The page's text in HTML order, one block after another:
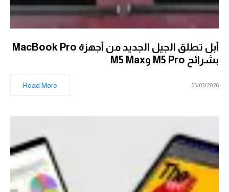
أبل تطلق الجيل الجديد من أجهزة MacBook Pro
بشرائح M5 Pro وM5 Max
05/03/2026
Read More